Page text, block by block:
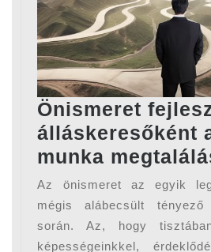
Önismeret
álláskeresőként
munka
Az önismeret az egyik
mégis alábecsült
során. Az, hogy
képességeinkkel,